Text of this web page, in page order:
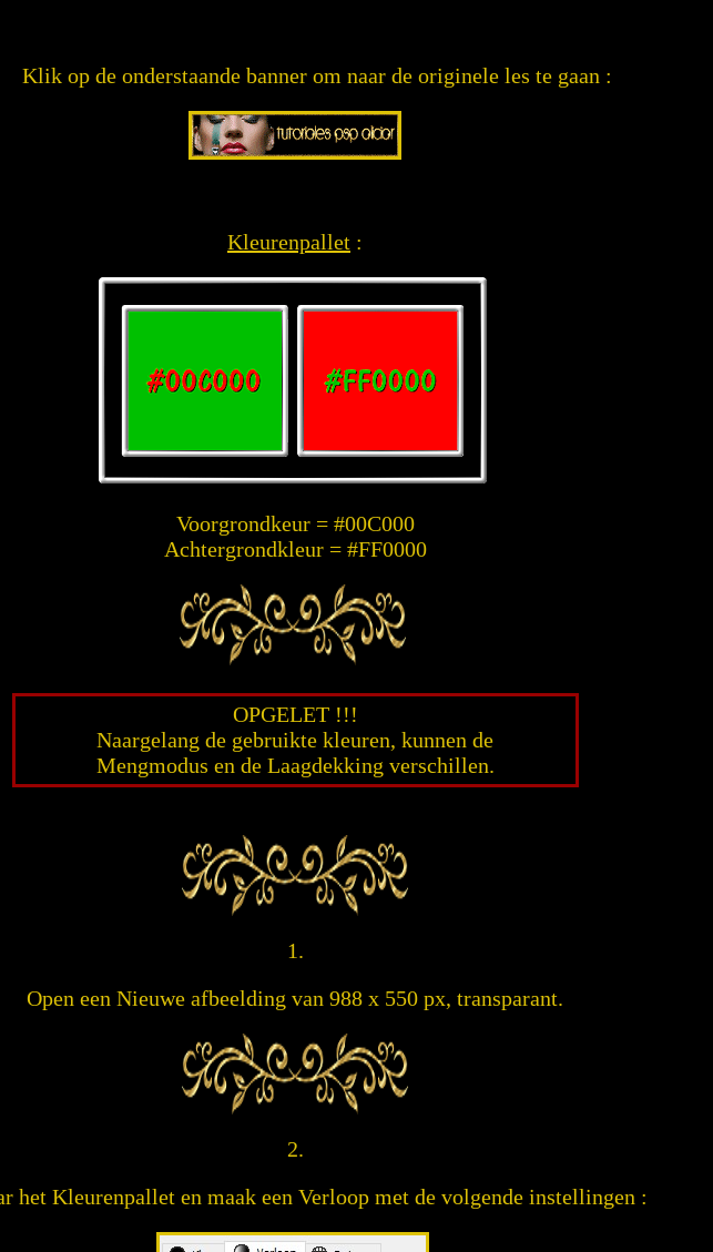
Klik op de onderstaande banner om naar de originele les te gaan :
Kleurenpallet :
Voorgrondkeur = #00C000
Achtergrondkleur = #FF0000
OPGELET !!!
Naargelang de gebruikte kleuren, kunnen de
Mengmodus en de Laagdekking verschillen.
1.
Open een Nieuwe afbeelding van 988 x 550 px, transparant.
2.
het Kleurenpallet en maak een Verloop met de volgende instellingen :